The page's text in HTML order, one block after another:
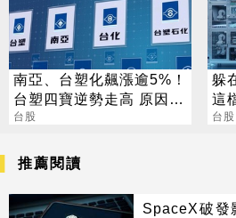
南亞、台塑化飆漲逾5%！
台塑四寶逆勢走高 原因找
到了
台股
躲
這
球
台股
推薦閱讀
SpaceX破發